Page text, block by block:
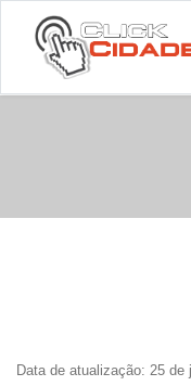
Data de atualização: 25 de